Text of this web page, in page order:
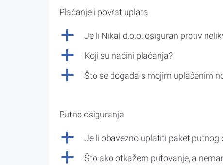
Plaćanje i povrat uplata
a Je li Nikal d.o.o. osiguran protiv
a Koji su načini plaćanja?
a Što se događa s mojim uplaćenim
Putno osiguranje
a Je li obavezno uplatiti paket putnog
a Što ako otkažem putovanje, a